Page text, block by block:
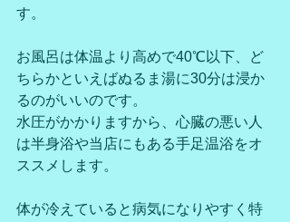
す。
お風呂は体温より高めで40℃以下、ど
ちらかといえばぬるま湯に30分は浸か
るのがいいのです。
水圧がかかりますから、心臓の悪い人
は半身浴や当店にもある手足温浴をオ
ススメします。
体が冷えていると病気になりやすく特